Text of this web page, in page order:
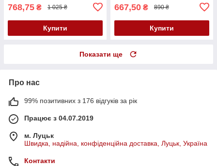
768,75 ₴ 1 025 ₴
Купити
667,50 ₴ 890 ₴
Купити
Показати ще
Про нас
99% позитивних з 176 відгуків за рік
Працює з 04.07.2019
м. Луцьк
Швидка, надійна, конфіденційна доставка, Луцьк, Україна
Контакти